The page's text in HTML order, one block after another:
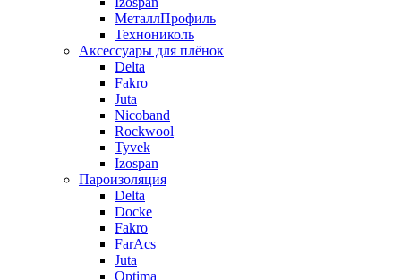
МеталлПрофиль
Технониколь
Аксессуары для плёнок
Delta
Fakro
Juta
Nicoband
Rockwool
Tyvek
Izospan
Пароизоляция
Delta
Docke
Fakro
FarAcs
Juta
Optima